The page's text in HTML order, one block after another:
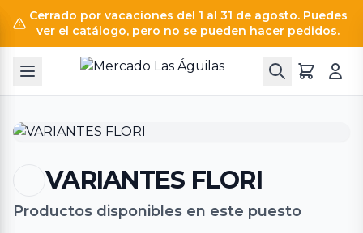
Cerrado por vacaciones del 1 al 31 de agosto. Puedes
ver el catálogo, pero no se pueden hacer pedidos.
VARIANTES FLORI
Productos disponibles en este puesto